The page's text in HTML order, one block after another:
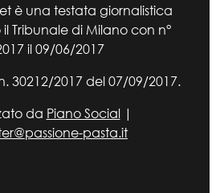
è una testata giornalistica
Tribunale di Milano con n°
il 09/06/2017
30212/2017 del 07/09/2017.
da Piano Social|
pasta.it